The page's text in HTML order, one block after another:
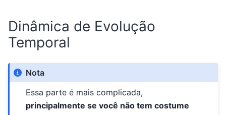
Dinâmica de Evolução
Temporal
Nota
Essa parte é mais complicada,
principalmente se você não tem costume